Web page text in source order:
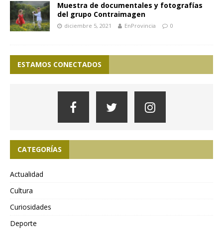
Muestra de documentales y fotografías
del grupo Contraimagen
diciembre 5, 2021 EnProvincia 0
ESTAMOS CONECTADOS
CATEGORÍAS
Actualidad
Cultura
Curiosidades
Deporte